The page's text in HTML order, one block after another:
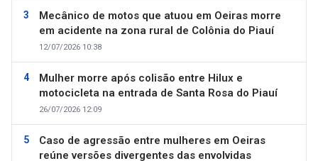
Mecânico de motos que atuou em Oeiras morre
em acidente na zona rural de Colônia do Piauí
12/07/2026 10:38
Mulher morre após colisão entre Hilux e
motocicleta na entrada de Santa Rosa do Piauí
26/07/2026 12:09
Caso de agressão entre mulheres em Oeiras
reúne versões divergentes das envolvidas